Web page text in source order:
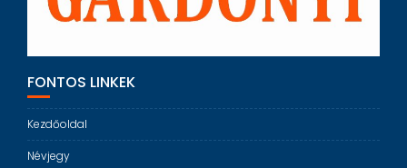
FONTOS LINKEK
Kezdőoldal
Névjegy